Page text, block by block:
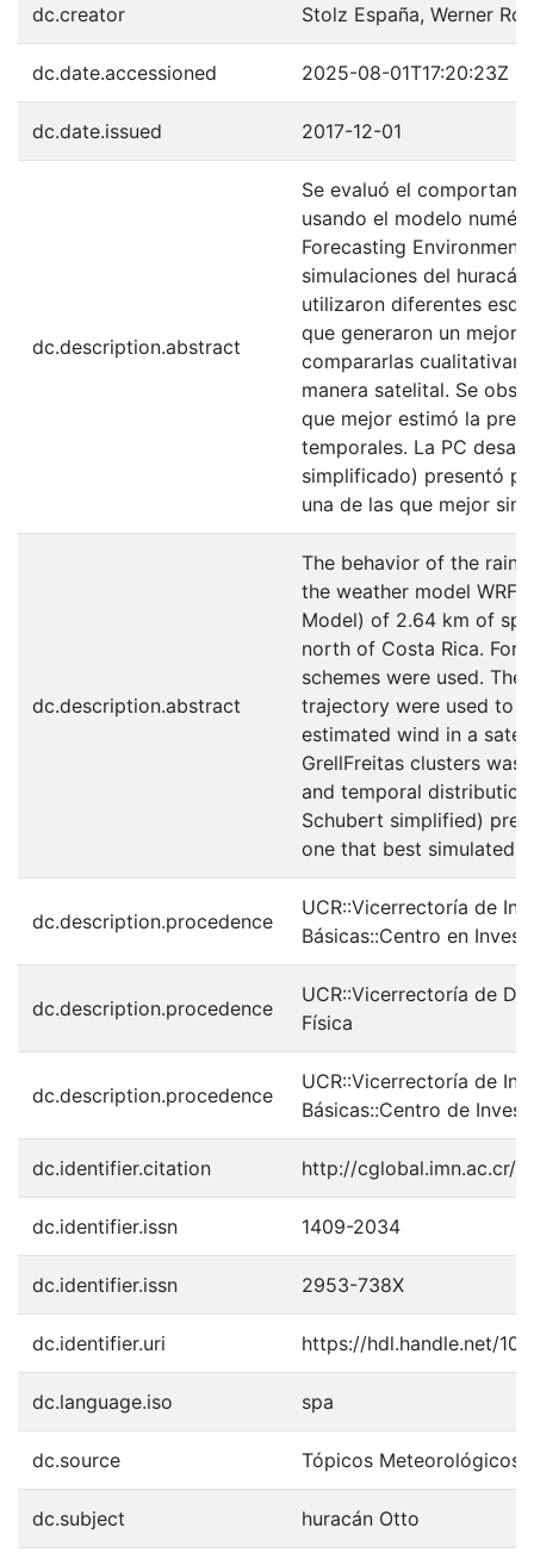
dc.creator Stolz España, Werner
dc.date.accessioned 2025-08-01T17:20:23Z
dc.date.issued 2017-12-01
dc.description.abstract
Se evaluó el
usando el modelo
Forecasting
simulaciones del
utilizaron diferentes
que generaron un mejor
compararlas
manera satelital. Se
que mejor estimó la
temporales. La PC
simplificado) presentó
una de las que mejor
dc.description.abstract
The behavior of the
the weather model WRF
Model) of 2.64 km of
north of Costa Rica. For
schemes were used.
trajectory were used to
estimated wind in a
GrellFreitas clusters
and temporal
Schubert simplified)
one that best simulated
dc.description.procedence
UCR::Vicerrectoría de
Básicas::Centro en
dc.description.procedence
UCR::Vicerrectoría de
Física
dc.description.procedence
UCR::Vicerrectoría de
Básicas::Centro de
dc.identifier.citation http://cglobal.imn.ac.cr/
dc.identifier.issn 1409-2034
dc.identifier.issn 2953-738X
dc.identifier.uri https://hdl.handle.net/
dc.language.iso spa
dc.source Tópicos Meteorológicos
dc.subject huracán Otto